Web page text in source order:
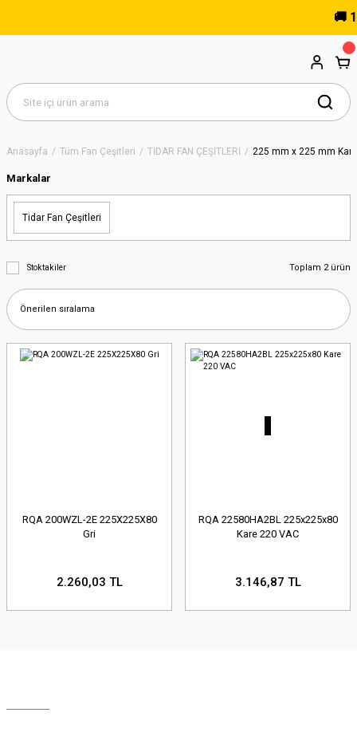
🚚
Anasayfa Tüm Fan Çeşitleri TİDAR FAN ÇEŞİTLERİ 225 mm x 225 mm
Markalar
Tidar Fan Çeşitleri
Stoktakiler Toplam 2 ürün
RQA 200WZL-2E 225X225X80
Gri
2.260,03 TL
RQA 22580HA2BL 225x225x80
Kare 220 VAC
3.146,87 TL